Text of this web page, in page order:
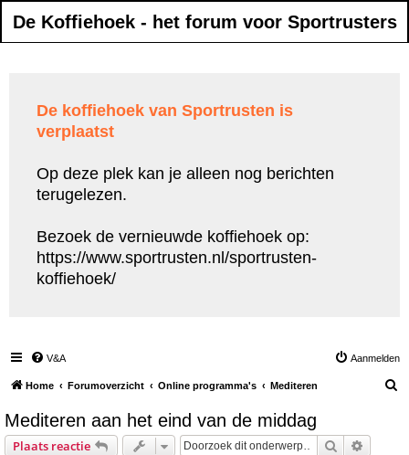
De Koffiehoek - het forum voor Sportrusters
De koffiehoek van Sportrusten is
verplaatst
Op deze plek kan je alleen nog berichten
terugelezen.
Bezoek de vernieuwde koffiehoek op:
https://www.sportrusten.nl/sportrusten-
koffiehoek/
V&A Aanmelden
Home Forumoverzicht Online programma's Mediteren
Mediteren aan het eind van de middag
Plaats reactie Zoek